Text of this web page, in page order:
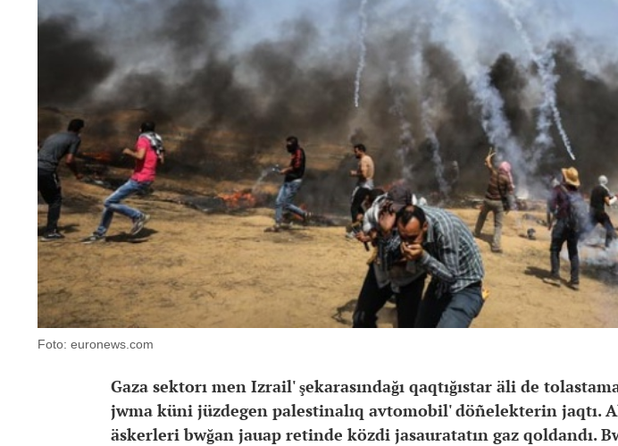
Foto: euronews.com
Gaza sektorı men Izrail' şekarasındağı qaqtığıstar äli de
jwma küni jüzdegen palestinalıq avtomobil' döñelekterin jaqtı.
äskerleri bwğan jauap retinde közdi jasauratatın gaz qoldandı.